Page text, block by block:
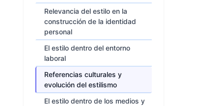
Relevancia del estilo en la
construcción de la identidad
personal
El estilo dentro del entorno
laboral
Referencias culturales y
evolución del estilismo
El estilo dentro de los medios y